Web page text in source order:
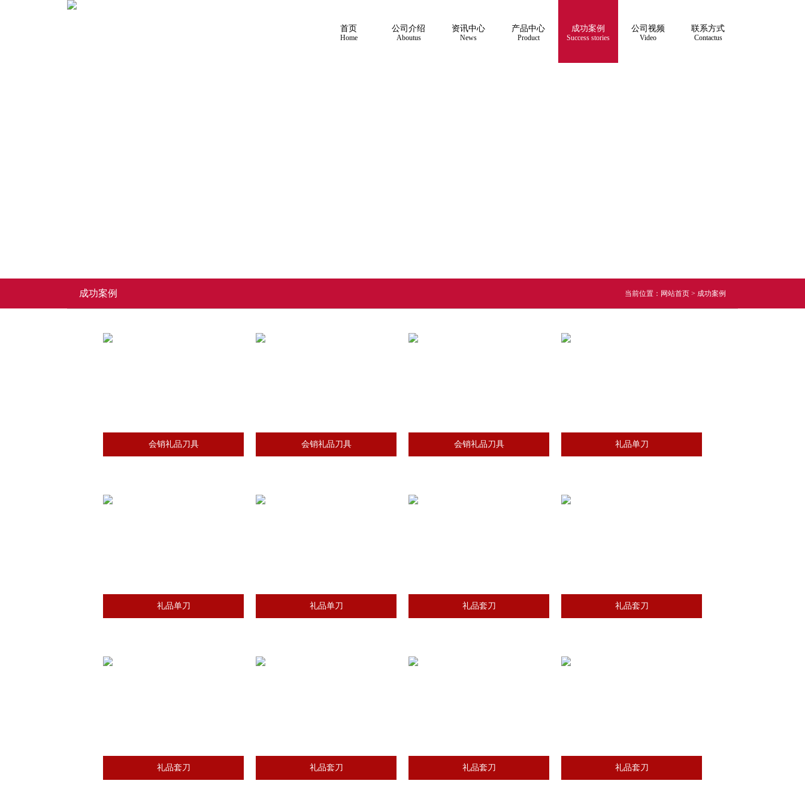
首页
Home
公司介绍
Aboutus
资讯中心
News
产品中心
Product
成功案例
Success stories
公司视频
Video
联系方式
Contactus
成功案例 当前位置： 网站首页 > 成功案例
会销礼品刀具 会销礼品刀具 会销礼品刀具 礼品单刀
礼品单刀 礼品单刀 礼品套刀 礼品套刀
礼品套刀 礼品套刀 礼品套刀 礼品套刀